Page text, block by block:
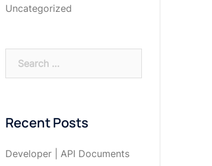
Uncategorized
for:
Recent Posts
Developer | API Documents